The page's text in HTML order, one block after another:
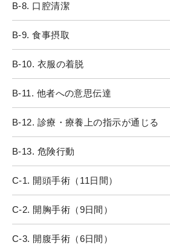
B-8. 口腔清潔
B-9. 食事摂取
B-10. 衣服の着脱
B-11. 他者への意思伝達
B-12. 診療・療養上の指示が通じる
B-13. 危険行動
C-1. 開頭手術（11日間）
C-2. 開胸手術（9日間）
C-3. 開腹手術（6日間）